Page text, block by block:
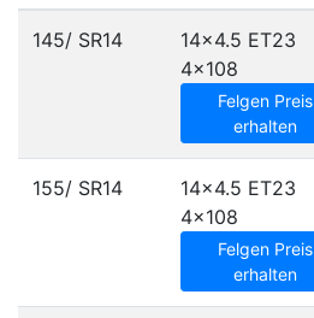
145/ SR14
14x4.5 ET23
4x108
Felgen Preis
erhalten
155/ SR14
14x4.5 ET23
4x108
Felgen Preis
erhalten